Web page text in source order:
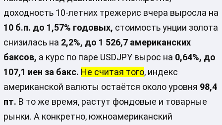
доходность 10-летних трежерис вчера выросла на
10 б.п. до 1,57% годовых, стоимость унции золота
снизилась на 2,2%, до 1 526,7 американских
баксов, а курс по паре USDJPY вырос на 0,64%, до
107,1 иен за бакс. Не считая того, индекс
американской валюты остаётся около уровня 98,4
пт. В то же время, растут фондовые и товарные
рынки. А конкретно, южноамериканский